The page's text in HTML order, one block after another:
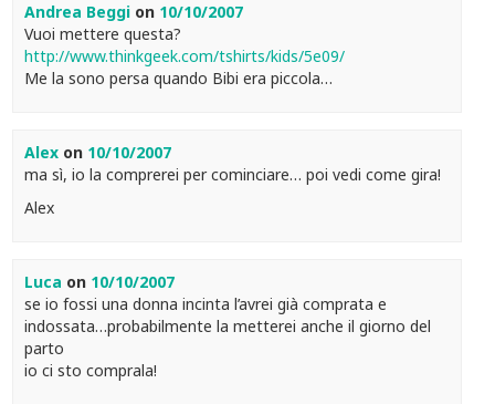
Andrea Beggion 10/10/2007
Vuoi mettere questa?
http://www.thinkgeek.com/tshirts/kids/5e09/
Me la sono persa quando Bibi era piccola…
Alexon 10/10/2007
ma sì, io la comprerei per cominciare… poi vedi come gira!
Alex
Luca on 10/10/2007
se io fossi una donna incinta l’avrei già comprata e
indossata…probabilmente la metterei anche il giorno del
parto
io ci sto comprala!